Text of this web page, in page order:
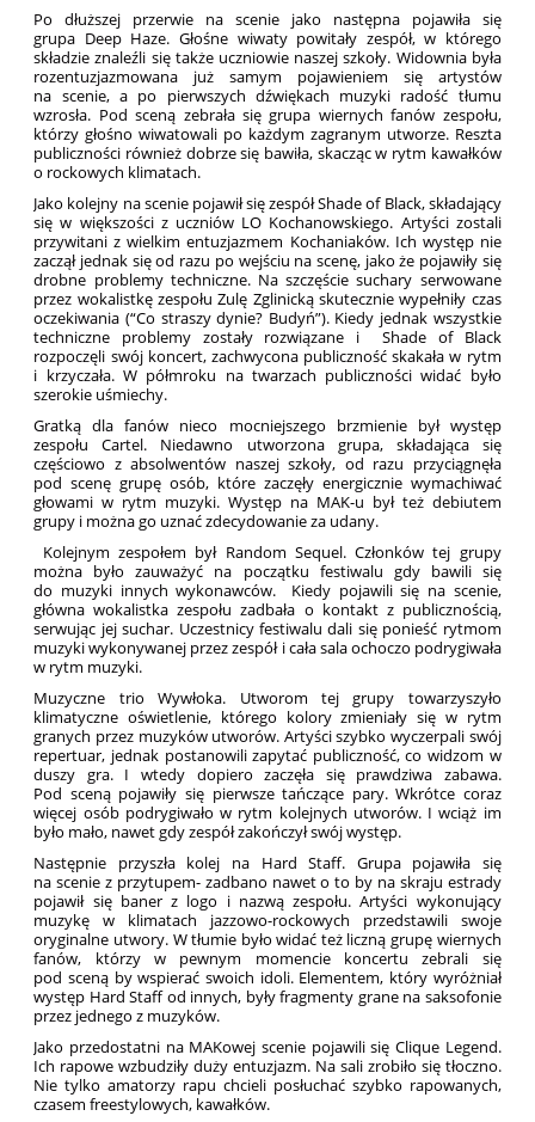
Po dłuższej przerwie na scenie jako następna pojawiła się
grupa Deep Haze. Głośne wiwaty powitały zespół, w którego
składzie znaleźli się także uczniowie naszej szkoły. Widownia była
rozentuzjazmowana już samym pojawieniem się artystów
na scenie, a po pierwszych dźwiękach muzyki radość tłumu
wzrosła. Pod sceną zebrała się grupa wiernych fanów zespołu,
którzy głośno wiwatowali po każdym zagranym utworze. Reszta
publiczności również dobrze się bawiła, skacząc w rytm kawałków
o rockowych klimatach.
Jako kolejny na scenie pojawił się zespół Shade of Black, składający
się w większości z uczniów LO Kochanowskiego. Artyści zostali
przywitani z wielkim entuzjazmem Kochaniaków. Ich występ nie
zaczął jednak się od razu po wejściu na scenę, jako że pojawiły się
drobne problemy techniczne. Na szczęście suchary serwowane
przez wokalistkę zespołu Zulę Zglinicką skutecznie wypełniły czas
oczekiwania (“Co straszy dynie? Budyń”). Kiedy jednak wszystkie
techniczne problemy zostały rozwiązane i Shade of Black
rozpoczęli swój koncert, zachwycona publiczność skakała w rytm
i krzyczała. W półmroku na twarzach publiczności widać było
szerokie uśmiechy.
Gratką dla fanów nieco mocniejszego brzmienie był występ
zespołu Cartel. Niedawno utworzona grupa, składająca się
częściowo z absolwentów naszej szkoły, od razu przyciągnęła
pod scenę grupę osób, które zaczęły energicznie wymachiwać
głowami w rytm muzyki. Występ na MAK-u był też debiutem
grupy i można go uznać zdecydowanie za udany.
Kolejnym zespołem był Random Sequel. Członków tej grupy
można było zauważyć na początku festiwalu gdy bawili się
do muzyki innych wykonawców. Kiedy pojawili się na scenie,
główna wokalistka zespołu zadbała o kontakt z publicznością,
serwując jej suchar. Uczestnicy festiwalu dali się ponieść rytmom
muzyki wykonywanej przez zespół i cała sala ochoczo podrygiwała
w rytm muzyki.
Muzyczne trio Wywłoka. Utworom tej grupy towarzyszyło
klimatyczne oświetlenie, którego kolory zmieniały się w rytm
granych przez muzyków utworów. Artyści szybko wyczerpali swój
repertuar, jednak postanowili zapytać publiczność, co widzom w
duszy gra. I wtedy dopiero zaczęła się prawdziwa zabawa.
Pod sceną pojawiły się pierwsze tańczące pary. Wkrótce coraz
więcej osób podrygiwało w rytm kolejnych utworów. I wciąż im
było mało, nawet gdy zespół zakończył swój występ.
Następnie przyszła kolej na Hard Staff. Grupa pojawiła się
na scenie z przytupem- zadbano nawet o to by na skraju estrady
pojawił się baner z logo i nazwą zespołu. Artyści wykonujący
muzykę w klimatach jazzowo-rockowych przedstawili swoje
oryginalne utwory. W tłumie było widać też liczną grupę wiernych
fanów, którzy w pewnym momencie koncertu zebrali się
pod sceną by wspierać swoich idoli. Elementem, który wyróżniał
występ Hard Staff od innych, były fragmenty grane na saksofonie
przez jednego z muzyków.
Jako przedostatni na MAKowej scenie pojawili się Clique Legend.
Ich rapowe wzbudziły duży entuzjazm. Na sali zrobiło się tłoczno.
Nie tylko amatorzy rapu chcieli posłuchać szybko rapowanych,
czasem freestylowych, kawałków.